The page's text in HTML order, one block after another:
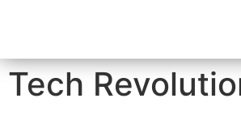
Tech